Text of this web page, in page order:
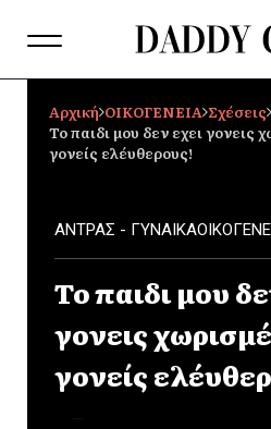
Αρχική ΟΙΚΟΓΕΝΕΙΑ Σχέσεις
Το παιδι μου δεν εχει γονεις
γονείς ελέυθερους!
ΑΝΤΡΑΣ - ΓΥΝΑΙΚΑ
Το παιδι μου
γονεις
γονείς